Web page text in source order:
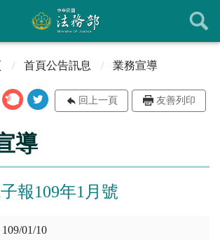
首頁公告訊息 業務宣導
回上一頁 友善列印
導
報109年1月號
109/01/10